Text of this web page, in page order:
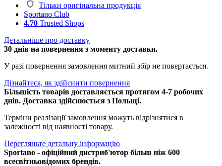
Тільки оригінальна продукція
Sportano Club
4.70 Trusted Shops
Детальніше про доставку
30 днів на повернення з моменту доставки.
У разі повернення замовлення митний збір не повертається.
Дізнайтеся, як здійснити повернення
Більшість товарів доставляється протягом 4-7 робочих
днів. Доставка здійснюється з Польщі.
Терміни реалізації замовлення можуть відрізнятися в
залежності від наявності товару.
Перегляньте детальну інформацію
Sportano - офіційний дистриб'ютор більш ніж 600
всесвітньовідомих брендів.